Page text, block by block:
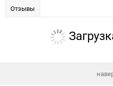
Отзывы